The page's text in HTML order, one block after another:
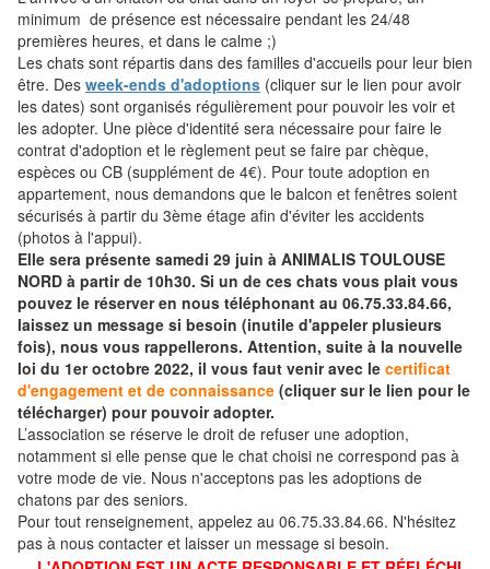
minimum de présence est nécessaire pendant les 24/48
premières heures, et dans le calme ;)
Les chats sont répartis dans des familles d'accueils pour leur bien
être. Des week-ends d'adoptions (cliquer sur le lien pour avoir
les dates) sont organisés régulièrement pour pouvoir les voir et
les adopter. Une pièce d'identité sera nécessaire pour faire le
contrat d'adoption et le règlement peut se faire par chèque,
espèces ou CB (supplément de 4€). Pour toute adoption en
appartement, nous demandons que le balcon et fenêtres soient
sécurisés à partir du 3ème étage afin d'éviter les accidents
(photos à l'appui).
Elle sera présente samedi 29 juin à ANIMALIS TOULOUSE
NORD à partir de 10h30. Si un de ces chats vous plait vous
pouvez le réserver en nous téléphonant au 06.75.33.84.66,
laissez un message si besoin (inutile d'appeler plusieurs
fois), nous vous rappellerons. Attention, suite à la nouvelle
loi du 1er octobre 2022, il vous faut venir avec le certificat
d'engagement et de connaissance (cliquer sur le lien pour le
télécharger) pour pouvoir adopter.
L’association se réserve le droit de refuser une adoption,
notamment si elle pense que le chat choisi ne correspond pas à
votre mode de vie. Nous n'acceptons pas les adoptions de
chatons par des seniors.
Pour tout renseignement, appelez au 06.75.33.84.66. N'hésitez
pas à nous contacter et laisser un message si besoin.